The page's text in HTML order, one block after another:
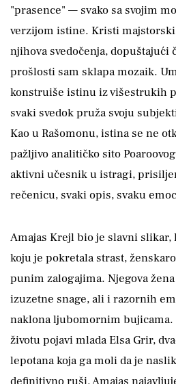
"prasence" — svako sa svojim
verzijom istine. Kristi
njihova svedočenja, dopuštajući
prošlosti sam sklapa mozaik.
konstruiše istinu iz višestrukih
svaki svedok pruža svoju
Kao u Rašomonu, istina se ne
pažljivo analitičko sito
aktivni učesnik u istragi,
rečenicu, svaki opis, svaku
Amajas Krejl bio je slavni
koju je pokretala strast,
punim zalogajima. Njegova
izuzetne snage, ali i razornih
naklona ljubomornim bujicama.
životu pojavi mlada Elsa Grir,
lepotana koja ga moli da je